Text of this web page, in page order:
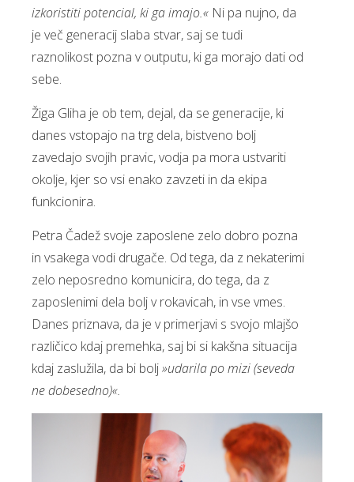
izkoristiti potencial, ki ga imajo.« Ni pa nujno, da
je več generacij slaba stvar, saj se tudi
raznolikost pozna v outputu, ki ga morajo dati od
sebe.
Žiga Gliha je ob tem, dejal, da se generacije, ki
danes vstopajo na trg dela, bistveno bolj
zavedajo svojih pravic, vodja pa mora ustvariti
okolje, kjer so vsi enako zavzeti in da ekipa
funkcionira.
Petra Čadež svoje zaposlene zelo dobro pozna
in vsakega vodi drugače. Od tega, da z nekaterimi
zelo neposredno komunicira, do tega, da z
zaposlenimi dela bolj v rokavicah, in vse vmes.
Danes priznava, da je v primerjavi s svojo mlajšo
različico kdaj premehka, saj bi si kakšna situacija
kdaj zaslužila, da bi bolj»udarila po mizi (seveda
ne dobesedno)«.